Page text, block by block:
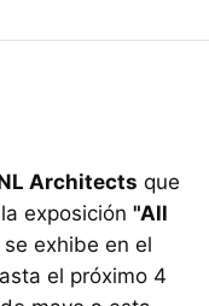
Architects que
exposición "All
se exhibe en el
el próximo 4